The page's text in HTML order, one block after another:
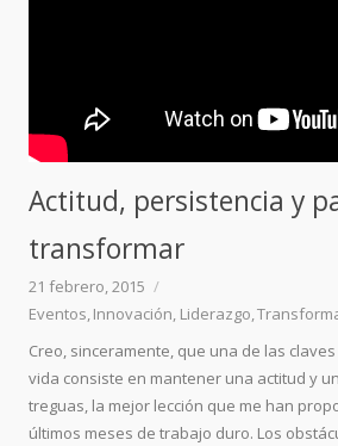
Actitud, persistencia y
transformar
21 febrero, 2015
Eventos Innovación Liderazgo
Creo, sinceramente, que una de las
vida consiste en mantener una actitud y
treguas, la mejor lección que me han
últimos meses de trabajo duro. Los